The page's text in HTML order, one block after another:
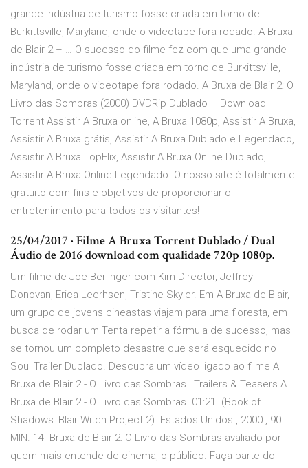
grande indústria de turismo fosse criada em torno de
Burkittsville, Maryland, onde o videotape fora rodado. A Bruxa
de Blair 2 – … O sucesso do filme fez com que uma grande
indústria de turismo fosse criada em torno de Burkittsville,
Maryland, onde o videotape fora rodado. A Bruxa de Blair 2: O
Livro das Sombras (2000) DVDRip Dublado – Download
Torrent Assistir A Bruxa online, A Bruxa 1080p, Assistir A Bruxa,
Assistir A Bruxa grátis, Assistir A Bruxa Dublado e Legendado,
Assistir A Bruxa TopFlix, Assistir A Bruxa Online Dublado,
Assistir A Bruxa Online Legendado. O nosso site é totalmente
gratuito com fins e objetivos de proporcionar o
entretenimento para todos os visitantes!
25/04/2017 · Filme A Bruxa Torrent Dublado / Dual
Áudio de 2016 download com qualidade 720p 1080p.
Um filme de Joe Berlinger com Kim Director, Jeffrey
Donovan, Erica Leerhsen, Tristine Skyler. Em A Bruxa de Blair,
um grupo de jovens cineastas viajam para uma floresta, em
busca de rodar um Tenta repetir a fórmula de sucesso, mas
se tornou um completo desastre que será esquecido no
Soul Trailer Dublado. Descubra um vídeo ligado ao filme A
Bruxa de Blair 2 - O Livro das Sombras ! Trailers & Teasers A
Bruxa de Blair 2 - O Livro das Sombras. 01:21. (Book of
Shadows: Blair Witch Project 2). Estados Unidos , 2000 , 90
MIN. 14 Bruxa de Blair 2: O Livro das Sombras avaliado por
quem mais entende de cinema, o público. Faça parte do